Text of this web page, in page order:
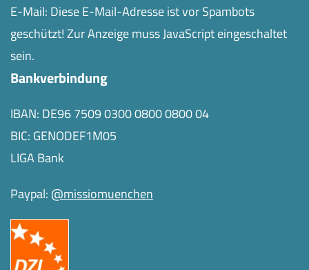
E-Mail: Diese E-Mail-Adresse ist vor Spambots
geschützt! Zur Anzeige muss JavaScript eingeschaltet
sein.
Bankverbindung
IBAN: DE96 7509 0300 0800 0800 04
BIC: GENODEF1M05
LIGA Bank
Paypal: @missiomuenchen